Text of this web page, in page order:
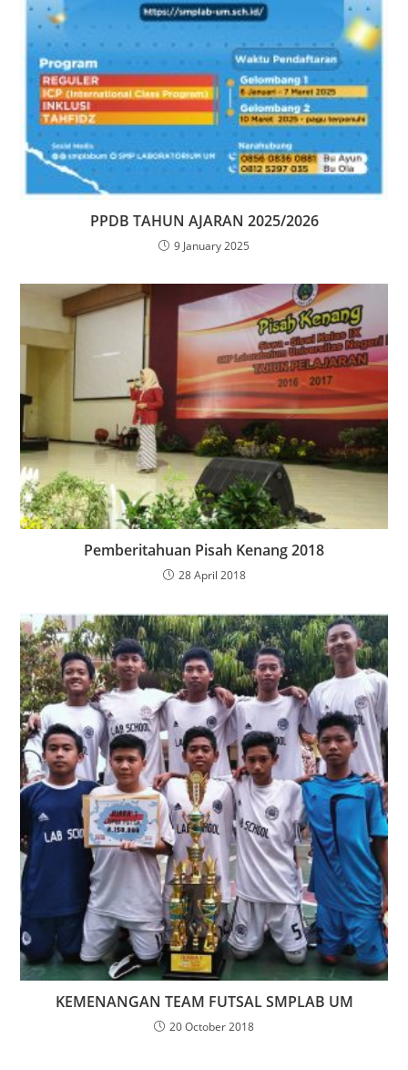
PPDB TAHUN AJARAN 2025/2026
9 January 2025
Pemberitahuan Pisah Kenang 2018
28 April 2018
KEMENANGAN TEAM FUTSAL SMPLAB UM
20 October 2018